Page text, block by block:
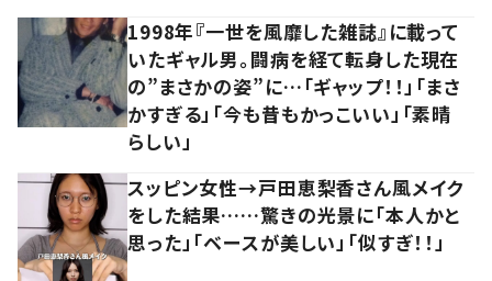
1998年『一世を風靡した雑誌』に載って
いたギャル男。闘病を経て転身した現在
の”まさかの姿”に…「ギャップ！！」「まさ
かすぎる」「今も昔もかっこいい」「素晴
らしい」
スッピン女性→戸田恵梨香さん風メイク
をした結果……驚きの光景に「本人かと
思った」「ベースが美しい」「似すぎ！！」